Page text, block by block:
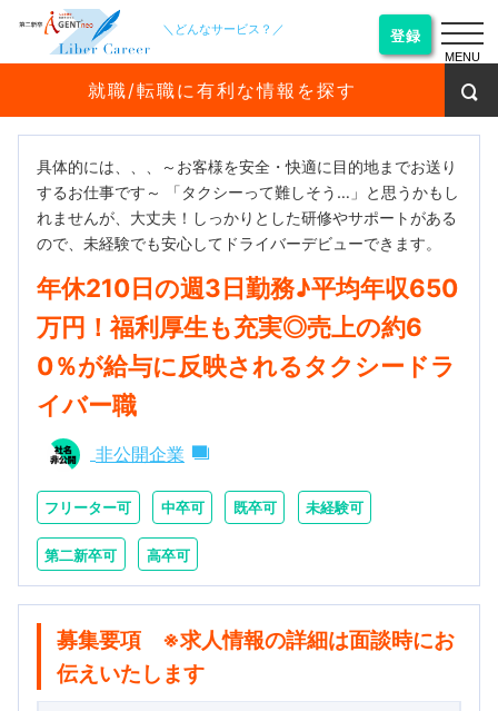
＼どんなサービス？／ 登録
就職/転職に有利な情報を探す
具体的には、、、～お客様を安全・快適に目的地までお送り
するお仕事です～ 「タクシーって難しそう…」と思うかもし
れませんが、大丈夫！しっかりとした研修やサポートがある
ので、未経験でも安心してドライバーデビューできます。
年休210日の週3日勤務♪平均年収650
万円！福利厚生も充実◎売上の約6
0％が給与に反映されるタクシードラ
イバー職
非公開企業
フリーター可 中卒可 既卒可 未経験可
第二新卒可 高卒可
募集要項 ※求人情報の詳細は面談時にお
伝えいたします
MENU